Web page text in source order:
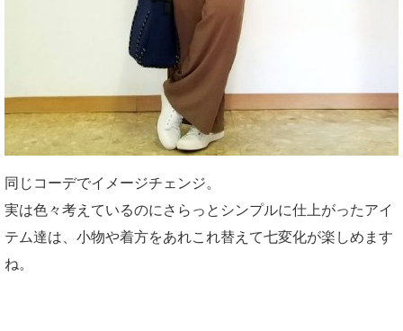
同じコーデでイメージチェンジ。
実は色々考えているのにさらっとシンプルに仕上がったアイ
テム達は、小物や着方をあれこれ替えて七変化が楽しめます
ね。